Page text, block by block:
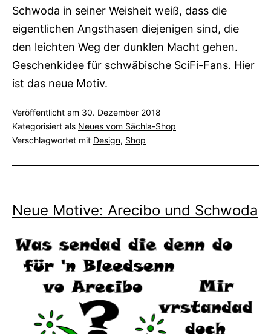
Schwoda in seiner Weisheit weiß, dass die
eigentlichen Angsthasen diejenigen sind, die
den leichten Weg der dunklen Macht gehen.
Geschenkidee für schwäbische SciFi-Fans. Hier
ist das neue Motiv.
Veröffentlicht am 30. Dezember 2018
Kategorisiert als Neues vom Sächla-Shop
Verschlagwortet mit Design, Shop
Neue Motive: Arecibo und Schwoda